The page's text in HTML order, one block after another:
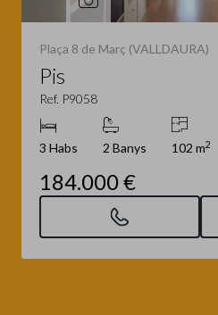
Plaça 8 de Març (VALLDAURA)
Pis
Ref. P9058
3 Habs 2 Banys 102 m2
184.000 €